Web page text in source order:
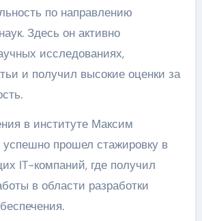
по направлению
Здесь он активно
исследованиях,
и получил высокие оценки за
в институте Максим
прошел стажировку в
IT-компаний, где получил
в области разработки